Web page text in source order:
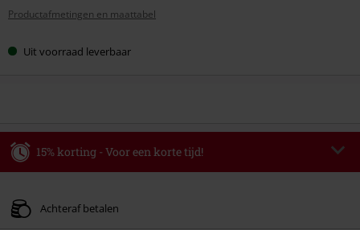
maat
Productafmetingen en maattabel
Uit voorraad leverbaar
15% korting - Voor een korte tijd!
Geldig t/m 09-08-2026
Achteraf betalen